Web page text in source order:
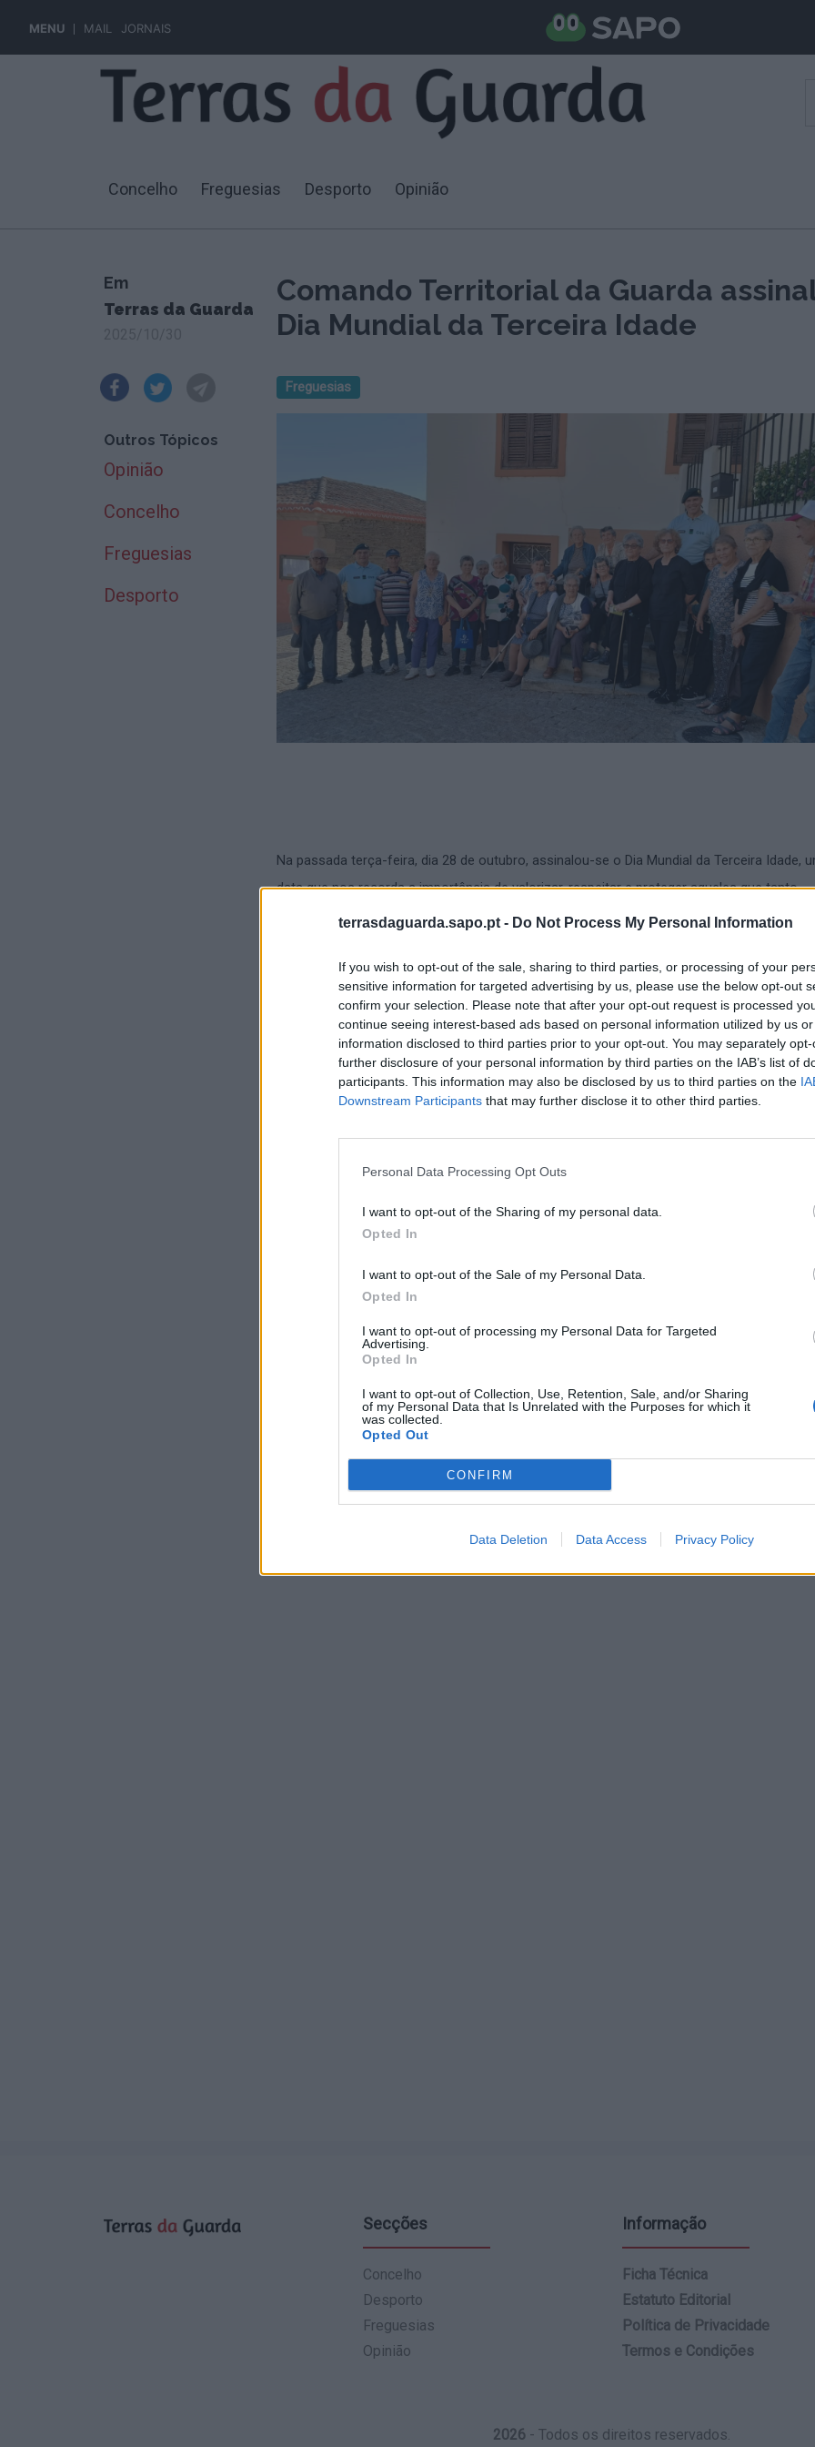
terrasdaguarda.sapo.pt - Do Not Process My Personal Information
If you wish to opt-out of the sale, sharing to third parties, or processing of your
sensitive information for targeted advertising by us, please use the below opt-out
confirm your selection. Please note that after your opt-out request is processed
continue seeing interest-based ads based on personal information utilized by us
information disclosed to third parties prior to your opt-out. You may separately
further disclosure of your personal information by third parties on the IAB’s list of
participants. This information may also be disclosed by us to third parties on the
Downstream Participants that may further disclose it to other third parties.
Personal Data Processing Opt Outs
I want to opt-out of the Sharing of my personal data.
Opted In
I want to opt-out of the Sale of my Personal Data.
Opted In
I want to opt-out of processing my Personal Data for Targeted
Advertising.
Opted In
I want to opt-out of Collection, Use, Retention, Sale, and/or Sharing
of my Personal Data that Is Unrelated with the Purposes for which it
was collected.
Opted Out
CONFIRM
Data Deletion Data Access Privacy Policy
MENU MAIL JORNAIS
Concelho Freguesias Desporto Opinião
Em
Terras da Guarda
Outros Tópicos
Opinião
Concelho
Freguesias
Desporto
Comando Territorial da Guarda
Dia Mundial da Terceira Idade
Freguesias
Na passada terça-feira, dia 28 de outubro, assinalou-se o Dia Mundial da Terceira Idade,
data que nos recorda a importância de valorizar, respeitar e proteger aqueles que tanto
contribuíram para a nossa sociedade.
população idosa, reafirmou o seu compromisso em promover a segurança, o bem-estar
dignidade dos seniores, combatendo o isolamento e reforçando os laços de confiança.
“Os idosos são pilares das famílias e das comunidades, guardiões de histórias, valores
que merecem ser reconhecidos e preservados.
Fonte/Foto: GNR Guarda
Secções
Concelho
Desporto
Freguesias
Opinião
Informação
Ficha Técnica
Estatuto Editorial
Política de Privacidade
Termos e Condições
2026- Todos os direitos reservados.